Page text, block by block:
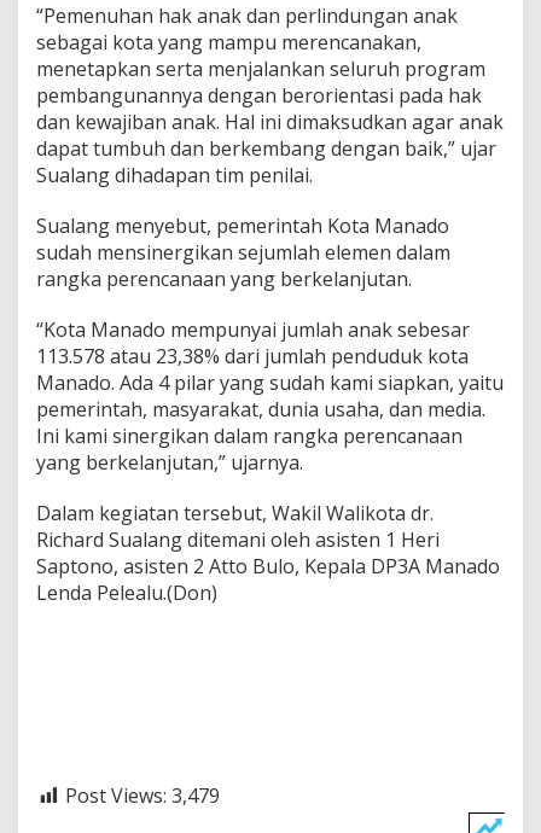
a
m
K
L
A
d
o
a
M
a
d
o
“Pemenuhan hak anak dan perlindungan anak
sebagai kota yang mampu merencanakan,
menetapkan serta menjalankan seluruh program
pembangunannya dengan berorientasi pada hak
dan kewajiban anak. Hal ini dimaksudkan agar anak
dapat tumbuh dan berkembang dengan baik,” ujar
Sualang dihadapan tim penilai.
Sualang menyebut, pemerintah Kota Manado
sudah mensinergikan sejumlah elemen dalam
rangka perencanaan yang berkelanjutan.
“Kota Manado mempunyai jumlah anak sebesar
113.578 atau 23,38% dari jumlah penduduk kota
Manado. Ada 4 pilar yang sudah kami siapkan, yaitu
pemerintah, masyarakat, dunia usaha, dan media.
Ini kami sinergikan dalam rangka perencanaan
yang berkelanjutan,” ujarnya.
Dalam kegiatan tersebut, Wakil Walikota dr.
Richard Sualang ditemani oleh asisten 1 Heri
Saptono, asisten 2 Atto Bulo, Kepala DP3A Manado
Lenda Pelealu.(Don)
Post Views: 3,479